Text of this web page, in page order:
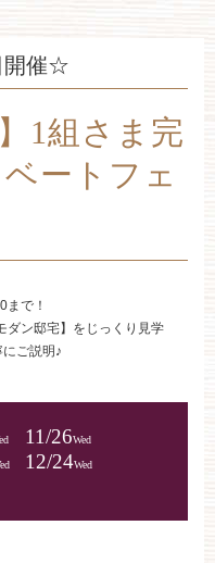
開催☆
1組さま完
ートフェ
まで！
ダン邸宅】をじっくり見学
ご説明♪
11/26Wed
12/24Wed